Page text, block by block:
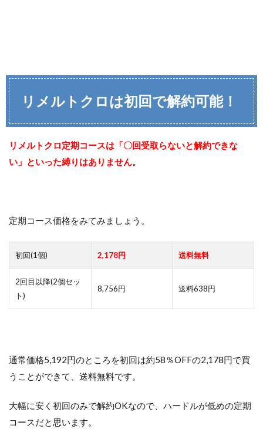
リメルトクロは初回で解約可能！
リメルトクロ定期コースは「〇回受取らないと解約できな
い」といった縛りはありません。
定期コース価格をみてみましょう。
初回(1個) 2,178円 送料無料
2回目以降(2個セッ
ト)
8,756円 送料638円
通常価格5,192円のところを初回は約58％OFFの2,178円で買
うことができて、送料無料です。
大幅に安く初回のみで解約OKなので、ハードルが低めの定期
コースだと思います。